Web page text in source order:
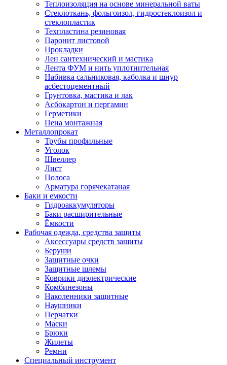
Теплоизоляция на основе минеральной ваты
Стеклоткань, фольгоизол, гидростеклоизол и
стеклопластик
Техпластина резиновая
Паронит листовой
Прокладки
Лен сантехнический и мастика
Лента ФУМ и нить уплотнительная
Набивка сальниковая, каболка и шнур
асбестоцементный
Грунтовка, мастика и лак
Асбокартон и пергамин
Герметики
Пена монтажная
Металлопрокат
Трубы профильные
Уголок
Швеллер
Лист
Полоса
Арматура горячекатаная
Баки и емкости
Гидроаккумуляторы
Баки расширительные
Ёмкости
Рабочая одежда, средства защиты
Аксессуары средств защиты
Беруши
Защитные очки
Защитные шлемы
Коврики диэлектрические
Комбинезоны
Наколенники защитные
Наушники
Перчатки
Маски
Брюки
Жилеты
Ремни
Специальный инструмент